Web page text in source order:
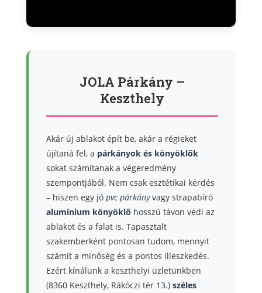
JOLA Párkány –
Keszthely
Akár új ablakot épít be, akár a régieket
újítaná fel, a párkányok és könyöklők
sokat számítanak a végeredmény
szempontjából. Nem csak esztétikai kérdés
– hiszen egy jó pvc párkányvagy strapabíró
alumínium könyöklő hosszú távon védi az
ablakot és a falat is. Tapasztalt
szakemberként pontosan tudom, mennyit
számít a minőség és a pontos illeszkedés.
Ezért kínálunk a keszthelyi üzletünkben
(8360 Keszthely, Rákóczi tér 13.) széles